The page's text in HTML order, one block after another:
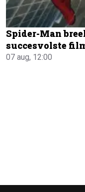
Spider-Man
succesvolste
07 aug, 12:00